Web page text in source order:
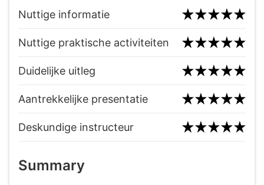
Nuttige informatie
Nuttige praktische activiteiten
Duidelijke uitleg
Aantrekkelijke presentatie
Deskundige instructeur
Summary